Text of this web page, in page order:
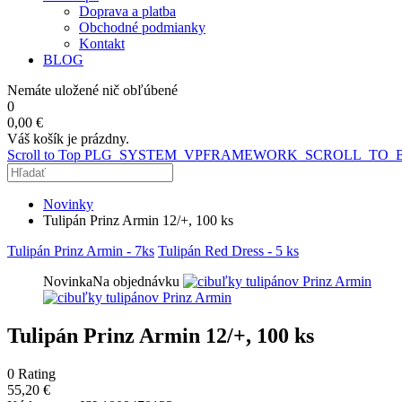
Doprava a platba
Obchodné podmianky
Kontakt
BLOG
Nemáte uložené nič obľúbené
0
0,00 €
Váš košík je prázdny.
Scroll to Top
Novinky
Tulipán Prinz Armin 12/+, 100 ks
Tulipán Prinz Armin - 7ks Tulipán Red Dress - 5 ks
NovinkaNa objednávku
Tulipán Prinz Armin 12/+, 100 ks
0 Rating
55,20 €